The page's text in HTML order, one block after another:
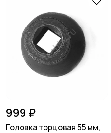
999 ₽
Головка торцовая 55 мм,